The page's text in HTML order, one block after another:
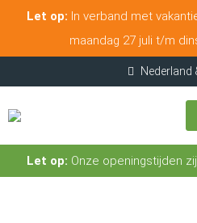
Let op: In verband met
maandag 27 juli t/m
Let op: Onze openingstijden